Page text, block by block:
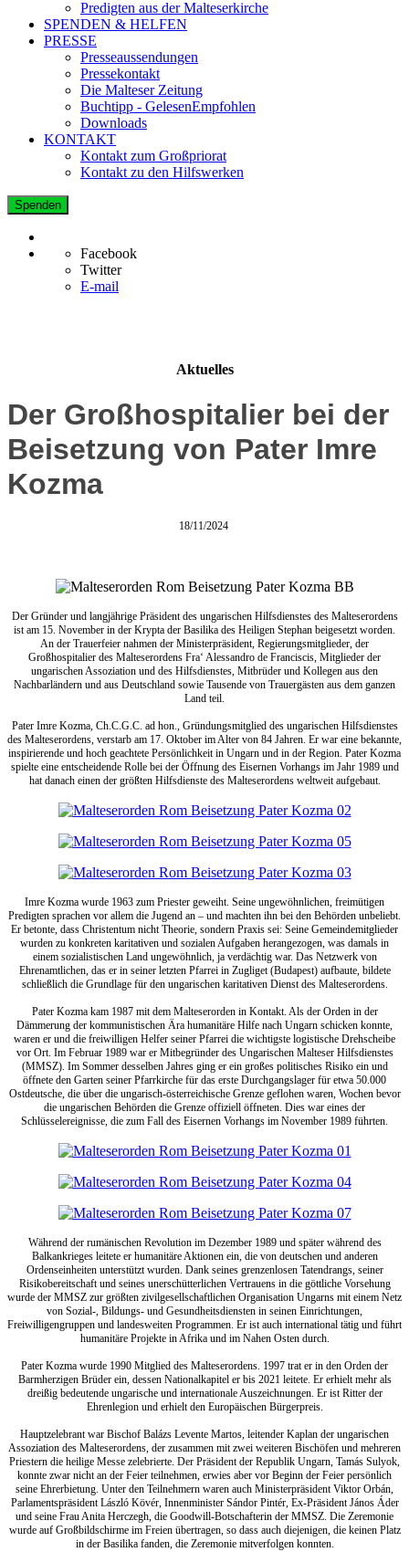
Predigten aus der Malteserkirche
SPENDEN & HELFEN
PRESSE
Presseaussendungen
Pressekontakt
Die Malteser Zeitung
Buchtipp - GelesenEmpfohlen
Downloads
KONTAKT
Kontakt zum Großpriorat
Kontakt zu den Hilfswerken
Spenden
Facebook
Twitter
E-mail
Aktuelles
Der Großhospitalier bei der
Beisetzung von Pater Imre
Kozma
18/11/2024
Der Gründer und langjährige Präsident des ungarischen Hilfsdienstes des Malteserordens
ist am 15. November in der Krypta der Basilika des Heiligen Stephan beigesetzt worden.
An der Trauerfeier nahmen der Ministerpräsident, Regierungsmitglieder, der
Großhospitalier des Malteserordens Fra‘ Alessandro de Franciscis, Mitglieder der
ungarischen Assoziation und des Hilfsdienstes, Mitbrüder und Kollegen aus den
Nachbarländern und aus Deutschland sowie Tausende von Trauergästen aus dem ganzen
Land teil.
Pater Imre Kozma, Ch.C.G.C. ad hon., Gründungsmitglied des ungarischen Hilfsdienstes
des Malteserordens, verstarb am 17. Oktober im Alter von 84 Jahren. Er war eine bekannte,
inspirierende und hoch geachtete Persönlichkeit in Ungarn und in der Region. Pater Kozma
spielte eine entscheidende Rolle bei der Öffnung des Eisernen Vorhangs im Jahr 1989 und
hat danach einen der größten Hilfsdienste des Malteserordens weltweit aufgebaut.
Imre Kozma wurde 1963 zum Priester geweiht. Seine ungewöhnlichen, freimütigen
Predigten sprachen vor allem die Jugend an – und machten ihn bei den Behörden unbeliebt.
Er betonte, dass Christentum nicht Theorie, sondern Praxis sei: Seine Gemeindemitglieder
wurden zu konkreten karitativen und sozialen Aufgaben herangezogen, was damals in
einem sozialistischen Land ungewöhnlich, ja verdächtig war. Das Netzwerk von
Ehrenamtlichen, das er in seiner letzten Pfarrei in Zugliget (Budapest) aufbaute, bildete
schließlich die Grundlage für den ungarischen karitativen Dienst des Malteserordens.
Pater Kozma kam 1987 mit dem Malteserorden in Kontakt. Als der Orden in der
Dämmerung der kommunistischen Ära humanitäre Hilfe nach Ungarn schicken konnte,
waren er und die freiwilligen Helfer seiner Pfarrei die wichtigste logistische Drehscheibe
vor Ort. Im Februar 1989 war er Mitbegründer des Ungarischen Malteser Hilfsdienstes
(MMSZ). Im Sommer desselben Jahres ging er ein großes politisches Risiko ein und
öffnete den Garten seiner Pfarrkirche für das erste Durchgangslager für etwa 50.000
Ostdeutsche, die über die ungarisch-österreichische Grenze geflohen waren, Wochen bevor
die ungarischen Behörden die Grenze offiziell öffneten. Dies war eines der
Schlüsselereignisse, die zum Fall des Eisernen Vorhangs im November 1989 führten.
Während der rumänischen Revolution im Dezember 1989 und später während des
Balkankrieges leitete er humanitäre Aktionen ein, die von deutschen und anderen
Ordenseinheiten unterstützt wurden. Dank seines grenzenlosen Tatendrangs, seiner
Risikobereitschaft und seines unerschütterlichen Vertrauens in die göttliche Vorsehung
wurde der MMSZ zur größten zivilgesellschaftlichen Organisation Ungarns mit einem Netz
von Sozial-, Bildungs- und Gesundheitsdiensten in seinen Einrichtungen,
Freiwilligengruppen und landesweiten Programmen. Er ist auch international tätig und führt
humanitäre Projekte in Afrika und im Nahen Osten durch.
Pater Kozma wurde 1990 Mitglied des Malteserordens. 1997 trat er in den Orden der
Barmherzigen Brüder ein, dessen Nationalkapitel er bis 2021 leitete. Er erhielt mehr als
dreißig bedeutende ungarische und internationale Auszeichnungen. Er ist Ritter der
Ehrenlegion und erhielt den Europäischen Bürgerpreis.
Hauptzelebrant war Bischof Balázs Levente Martos, leitender Kaplan der ungarischen
Assoziation des Malteserordens, der zusammen mit zwei weiteren Bischöfen und mehreren
Priestern die heilige Messe zelebrierte. Der Präsident der Republik Ungarn, Tamás Sulyok,
konnte zwar nicht an der Feier teilnehmen, erwies aber vor Beginn der Feier persönlich
seine Ehrerbietung. Unter den Teilnehmern waren auch Ministerpräsident Viktor Orbán,
Parlamentspräsident László Kövér, Innenminister Sándor Pintér, Ex-Präsident János Áder
und seine Frau Anita Herczegh, die Goodwill-Botschafterin der MMSZ. Die Zeremonie
wurde auf Großbildschirme im Freien übertragen, so dass auch diejenigen, die keinen Platz
in der Basilika fanden, die Zeremonie mitverfolgen konnten.